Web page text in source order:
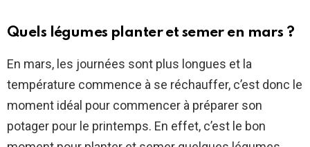
Quels légumes planter et semer en mars ?
En mars, les journées sont plus longues et la
température commence à se réchauffer, c’est donc le
moment idéal pour commencer à préparer son
potager pour le printemps. En effet, c’est le bon